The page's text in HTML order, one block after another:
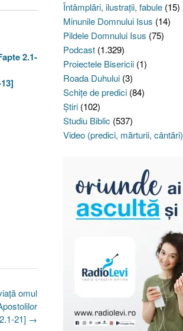
2.1-
omul
2.1-21] →
Întâmplări, ilustraţii, fabule(15)
Minunile Domnului Isus (14)
Pildele Domnului Isus (75)
Podcast(1.329)
Proiectele Bisericii(1)
Roada Duhului(3)
Schiţe de predici(84)
Ştiri(102)
Studiu Biblic (537)
Video (predici, mărturii, cântări)